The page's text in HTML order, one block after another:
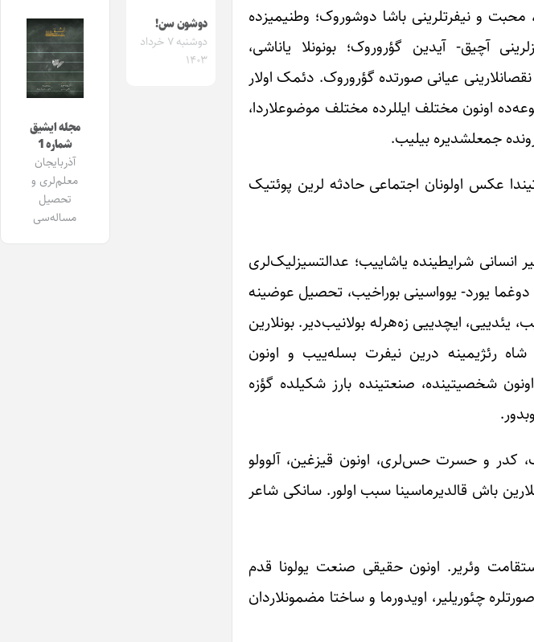
محبت و نیفرتلرینی باشا دوشوروک؛ وطنیمیزده
آچیق- آیدین گؤروروک؛ بونونلا یاناشی،
عیانی صورتده گؤروروک. دئمک اولار
اونون مختلف ایللرده مختلف موضوعلاردا،
جمعلشدیره بیلیب.
عکس اولونان اجتماعی حادثه لرین پوئتیک
شرایطینده یاشاییب؛ عدالتسیزلیک‌لری
یورد- یوواسینی بوراخیب، تحصیل عوضینه
ایچدییی زه‌هرله بولانیب‌دیر. بونلارین
شاه رئژیمینه درین نیفرت بسله‌ییب و اونون
شخصیتینده، صنعتینده بارز شکیلده گؤزه
کدر و حسرت حس‌لری، اونون قیزغین، آلوولو
باش قالدیرماسینا سبب اولور. سانکی شاعر
وئریر. اونون حقیقی صنعت یولونا قدم
چئوریلیر، اویدورما و ساختا مضمونلاردان
دوشون سن!
دوشنبه ۷ خرداد
۱۴۰۳
مجله ایشیق
شماره 1
آذربایجان
معلم‌لری و
تحصیل
مساله‌سی